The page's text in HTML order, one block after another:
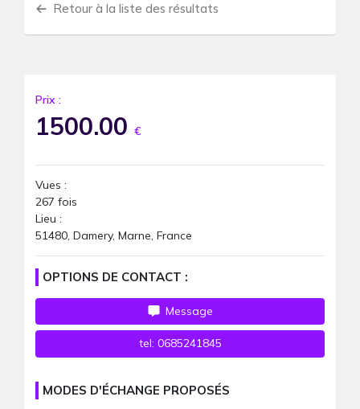
Retour à la liste des résultats
Prix :
1500.00 €
Vues :
267 fois
Lieu :
51480, Damery, Marne, France
OPTIONS DE CONTACT :
Message
tel: 0685241845
MODES D'ÉCHANGE PROPOSÉS